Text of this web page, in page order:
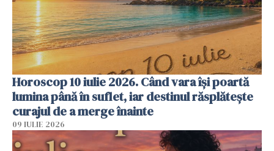
Horoscop 10 iulie 2026. Când vara își poartă
lumina până în suflet, iar destinul răsplătește
curajul de a merge înainte
09 IULIE 2026